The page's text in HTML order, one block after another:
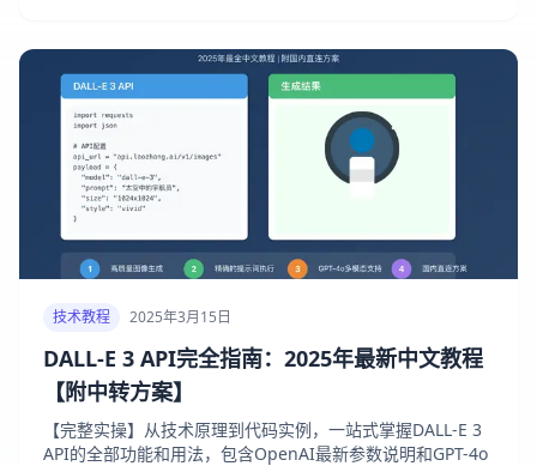
技术教程 2025年3月15日
DALL-E 3 API完全指南：2025年最新中文教程
【附中转方案】
【完整实操】从技术原理到代码实例，一站式掌握DALL-E 3
API的全部功能和用法，包含OpenAI最新参数说明和GPT-4o